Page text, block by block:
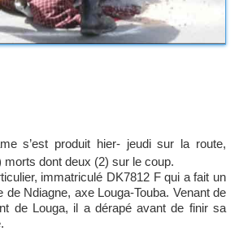
s’est produit hier- jeudi sur la route,
dont deux (2) sur le coup.
immatriculé DK7812 F qui a fait un
de Ndiagne, axe Louga-Touba. Venant de
de Louga, il a dérapé avant de finir sa